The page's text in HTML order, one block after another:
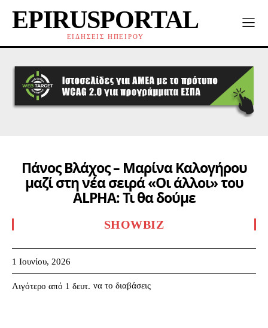
EPIRUSPORTAL
ΕΙΔΗΣΕΙΣ ΗΠΕΙΡΟΥ
Πάνος Βλάχος – Μαρίνα Καλογήρου
μαζί στη νέα σειρά «Οι άλλοι» του
ALPHA: Τι θα δούμε
SHOWBIZ
1 Ιουνίου, 2026
Λιγότερο από 1 δευτ. να το διαβάσεις